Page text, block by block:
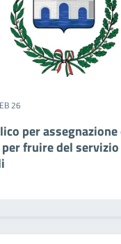
26
per
fruire del